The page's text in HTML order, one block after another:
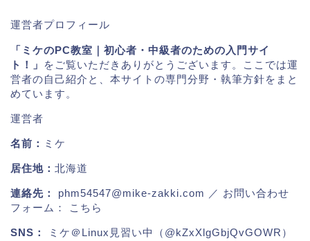
運営者プロフィール
「ミケのPC教室｜初心者・中級者のための入門サイ
ト！」
をご覧いただきありがとうございます。ここでは運
営者の自己紹介と、本サイトの専門分野・執筆方針をまと
めています。
運営者
名前： ミケ
居住地： 北海道
連絡先： phm54547@mike-zakki.com ／ お問い合わせ
フォーム：
こちら
SNS： ミケ＠Linux見習い中（@kZxXlgGbjQvGOWR）